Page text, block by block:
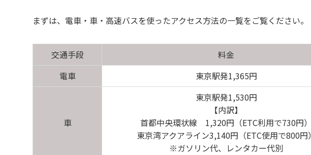
まずは、電車・車・高速バスを使ったアクセス方法の一覧をご覧ください。
交通手段 料金
電車
東京駅発1,365円
車
東京駅発1,530円
【内訳】
首都中央環状線 1,320円（ETC利用で730円）
東京湾アクアライン3,140円（ETC使用で800円）
※ガソリン代、レンタカー代別